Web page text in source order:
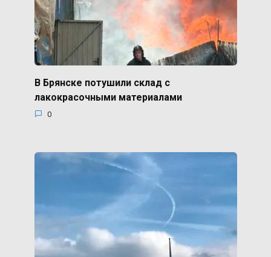
В Брянске потушили склад с
лакокрасочными материалами
0